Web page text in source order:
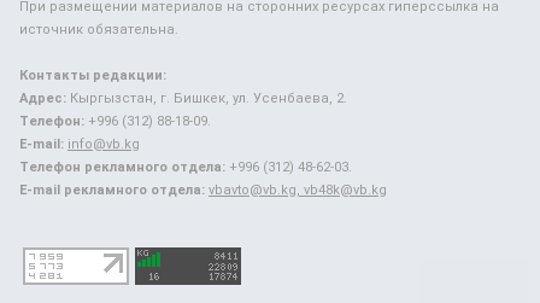
При размещении материалов на сторонних ресурсах гиперссылка на
источник обязательна.
Контакты редакции:
Адрес: Кыргызстан, г. Бишкек, ул. Усенбаева, 2.
Телефон: +996 (312) 88-18-09.
E-mail: info@vb.kg
Телефон рекламного отдела: +996 (312) 48-62-03.
E-mail рекламного отдела: vbavto@vb.kg, vb48k@vb.kg